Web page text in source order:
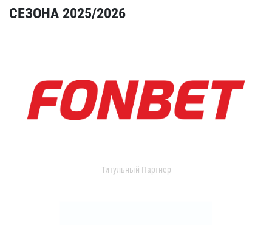
СЕЗОНА 2025/2026
Титульный Партнер